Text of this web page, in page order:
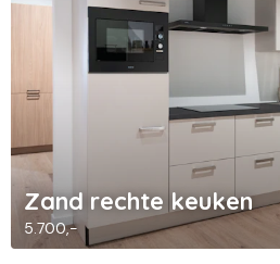
Zand rechte keuken
5.700,-